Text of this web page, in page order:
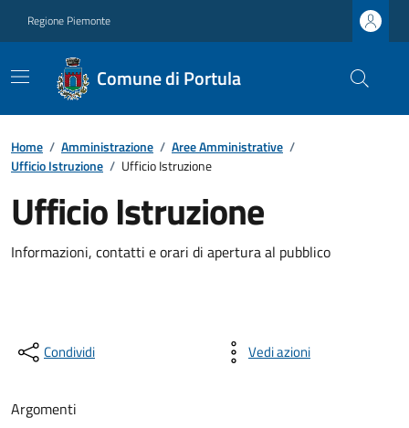
Regione Piemonte
Comune di Portula
Home / Amministrazione / Aree Amministrative /
Ufficio Istruzione / Ufficio Istruzione
Ufficio Istruzione
Informazioni, contatti e orari di apertura al pubblico
Condividi Vedi azioni
Argomenti